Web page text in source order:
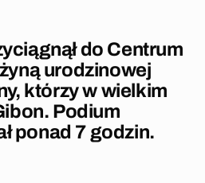
do Centrum
urodzinowej
którzy w wielkim
Podium
ponad 7 godzin.